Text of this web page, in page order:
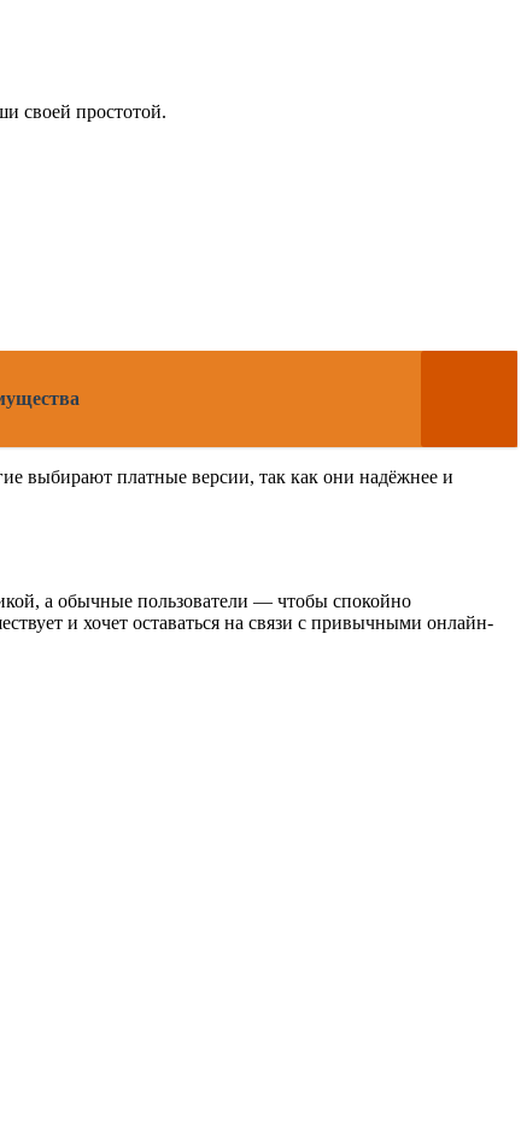
своей простотой.
выбирают платные версии, так как они надёжнее и
а обычные пользователи — чтобы спокойно
и хочет оставаться на связи с привычными онлайн-